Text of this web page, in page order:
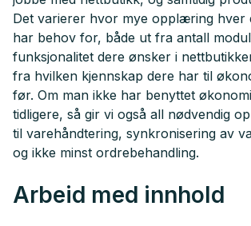
Det varierer hvor mye opplæring hver
har behov for, både ut fra antall
funksjonalitet dere ønsker i
fra hvilken kjennskap dere har til
før. Om man ikke har benyttet
tidligere, så gir vi også all nødvendig
til varehåndtering, synkronisering av
og ikke minst ordrebehandling.
Arbeid med innhold